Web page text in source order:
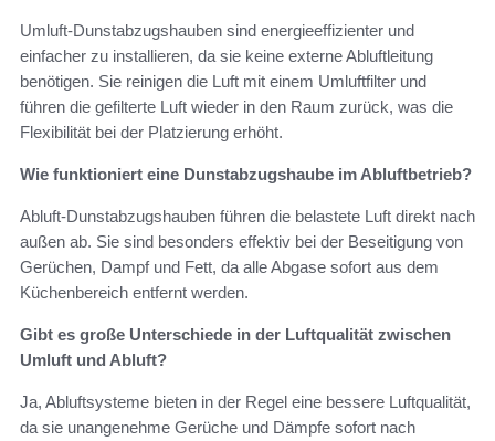
Umluft-Dunstabzugshauben sind energieeffizienter und
einfacher zu installieren, da sie keine externe Abluftleitung
benötigen. Sie reinigen die Luft mit einem Umluftfilter und
führen die gefilterte Luft wieder in den Raum zurück, was die
Flexibilität bei der Platzierung erhöht.
Wie funktioniert eine Dunstabzugshaube im Abluftbetrieb?
Abluft-Dunstabzugshauben führen die belastete Luft direkt nach
außen ab. Sie sind besonders effektiv bei der Beseitigung von
Gerüchen, Dampf und Fett, da alle Abgase sofort aus dem
Küchenbereich entfernt werden.
Gibt es große Unterschiede in der Luftqualität zwischen
Umluft und Abluft?
Ja, Abluftsysteme bieten in der Regel eine bessere Luftqualität,
da sie unangenehme Gerüche und Dämpfe sofort nach